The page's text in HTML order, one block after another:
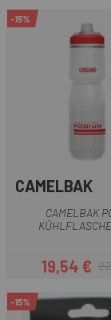
-15%
CAMELBAK
CAMELBAK
KÜHLFLASCHE
Preis
19,54 €
-15%